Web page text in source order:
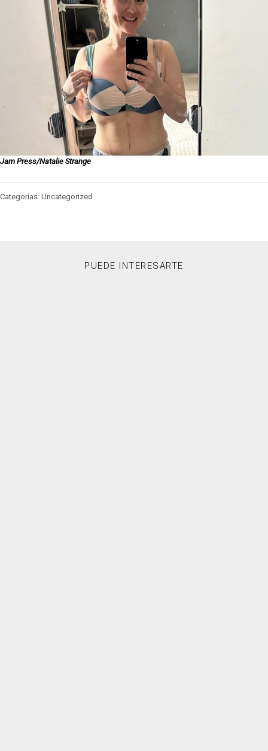
Jam Press/Natalie Strange
Categorías: Uncategorized
PUEDE INTERESARTE